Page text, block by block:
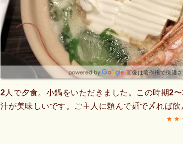
画像は著作権で保護
2人で夕食。小鍋をいただきました。この時期2
汁が美味しいです。ご主人に頼んで麺で〆れば飲